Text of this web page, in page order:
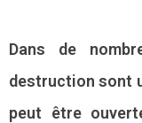
Dans de
destruction sont
peut être